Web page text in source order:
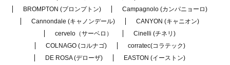
BROMPTON (ブロンプトン)
Campagnolo (カンパニョーロ)
Cannondale (キャノンデール)
CANYON (キャニオン)
cervelo（サーベロ）
Cinelli (チネリ)
COLNAGO (コルナゴ)
corratec(コラテック)
DE ROSA (デローザ)
EASTON (イーストン)